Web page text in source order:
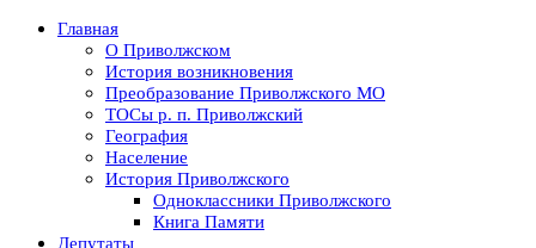
Главная
О Приволжском
История возникновения
Преобразование Приволжского МО
ТОСы р. п. Приволжский
География
Население
История Приволжского
Одноклассники Приволжского
Книга Памяти
Депутаты